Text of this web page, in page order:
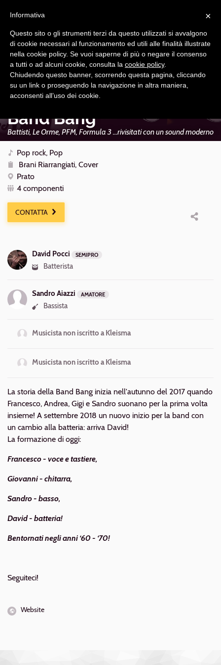
principale
Band Bang
Battisti, Le Orme, PFM, Formula 3 ...rivisitati con un sound moderno
Pop rock, Pop
Brani Riarrangiati, Cover
Prato
4 componenti
CONTATTA
David Pocci SEMIPRO
Batterista
Sandro Aiazzi AMATORE
Bassista
Musicista non iscritto a Kleisma
Musicista non iscritto a Kleisma
La storia della Band Bang inizia nell'autunno del 2017 quando
Francesco, Andrea, Gigi e Sandro suonano per la prima volta
insieme! A settembre 2018 un nuovo inizio per la band con
un cambio alla batteria: arriva David!
La formazione di oggi:
Francesco - voce e tastiere,
Giovanni - chitarra,
Sandro - basso,
David - batteria!
Bentornati negli anni ‘60 - ‘70!
Seguiteci!
Website
×
Informativa
Questo sito o gli strumenti terzi da questo utilizzati si avvalgono
di cookie necessari al funzionamento ed utili alle finalità illustrate
nella cookie policy. Se vuoi saperne di più o negare il consenso
a tutti o ad alcuni cookie, consulta la cookie policy.
Chiudendo questo banner, scorrendo questa pagina, cliccando
su un link o proseguendo la navigazione in altra maniera,
acconsenti all’uso dei cookie.